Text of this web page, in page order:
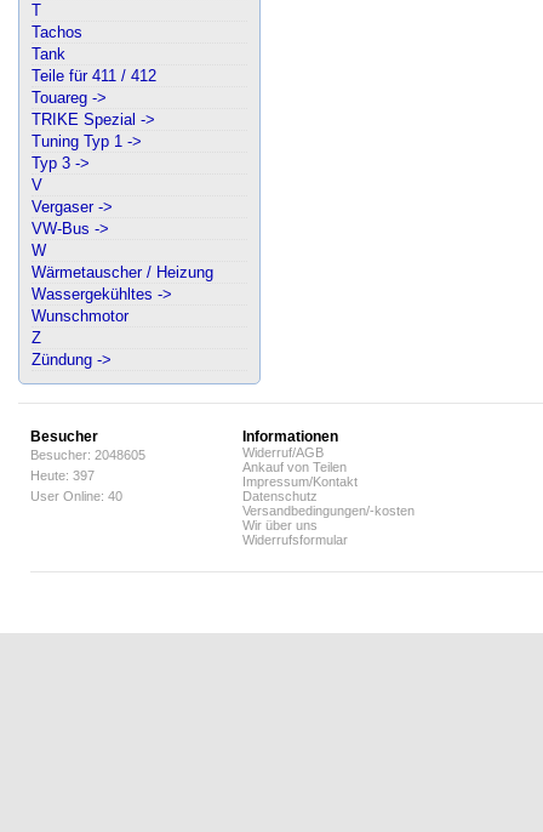
T
Tachos
Tank
Teile für 411 / 412
Touareg ->
TRIKE Spezial ->
Tuning Typ 1 ->
Typ 3 ->
V
Vergaser ->
VW-Bus ->
W
Wärmetauscher / Heizung
Wassergekühltes ->
Wunschmotor
Z
Zündung ->
Besucher
Besucher: 2048605
Heute: 397
User Online: 40
Informationen
Widerruf/AGB
Ankauf von Teilen
Impressum/Kontakt
Datenschutz
Versandbedingungen/-kosten
Wir über uns
Widerrufsformular